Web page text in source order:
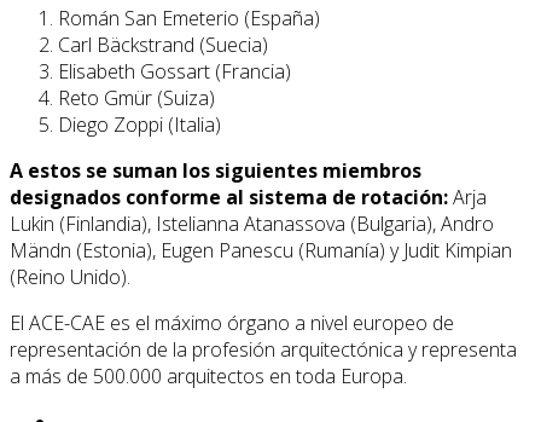
Román San Emeterio (España)
Carl Bäckstrand (Suecia)
Elisabeth Gossart (Francia)
Reto Gmür (Suiza)
Diego Zoppi (Italia)
A estos se suman los siguientes miembros
designados conforme al sistema de rotación:Arja
Lukin (Finlandia), Istelianna Atanassova (Bulgaria), Andro
Mändn (Estonia), Eugen Panescu (Rumanía) y Judit Kimpian
(Reino Unido).
El ACE-CAE es el máximo órgano a nivel europeo de
representación de la profesión arquitectónica y representa
a más de 500.000 arquitectos en toda Europa.